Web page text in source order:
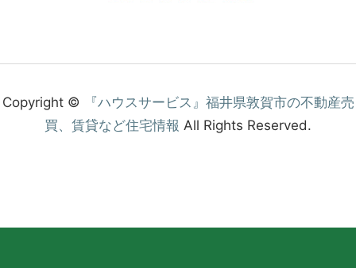
Copyright ©
『ハウスサービス』福井県敦賀市の不動産売
買、賃貸など住宅情報 All Rights Reserved.